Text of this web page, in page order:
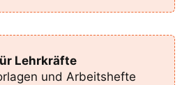
Lehrkräfte
und Arbeitshefte